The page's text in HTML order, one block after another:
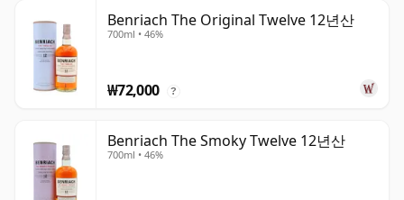
Benriach The Original Twelve 12년산
700ml • 46%
₩72,000 ?
Benriach The Smoky Twelve 12년산
700ml • 46%